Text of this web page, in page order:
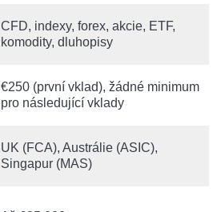
CFD, indexy, forex, akcie, ETF,
komodity, dluhopisy
€250 (první vklad), žádné minimum
pro následující vklady
UK (FCA), Austrálie (ASIC),
Singapur (MAS)